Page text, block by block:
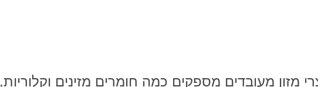
מזון מעובדים מספקים כמה חומרים מזינים וקלוריות,